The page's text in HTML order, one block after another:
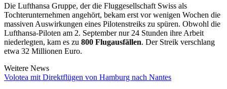
Die Lufthansa Gruppe, der die Fluggesellschaft Swiss als
Tochterunternehmen angehört, bekam erst vor wenigen Wochen die
massiven Auswirkungen eines Pilotenstreiks zu spüren. Obwohl die
Lufthansa-Piloten am 2. September nur 24 Stunden ihre Arbeit
niederlegten, kam es zu 800 Flugausfällen. Der Streik verschlang
etwa 32 Millionen Euro.
Weitere News
Volotea mit Direktflügen von Hamburg nach Nantes